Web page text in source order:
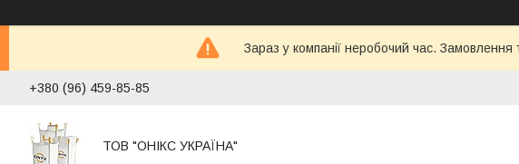
Зараз у компанії неробочий час.
+380 (96) 459-85-85
ТОВ "ОНІКС УКРАЇНА"